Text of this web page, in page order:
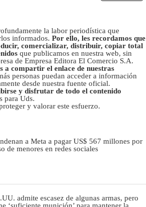
la labor periodística que
informados. Por ello, les recordamos que
comercializar, distribuir, copiar total
que publicamos en nuestra web, sin
de Empresa Editora El Comercio S.A.
a compartir el enlace de nuestras
personas puedan acceder a información
desde nuestra fuente oficial.
y disfrutar de todo el contenido
para Uds.
y valorar este esfuerzo.
a Meta a pagar US$ 567 millones por
de menores en redes sociales
admite escasez de algunas armas, pero